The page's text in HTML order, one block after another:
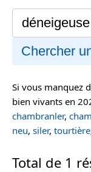
Chercher
Si vous manquez
bien vivants en
chambranler,
neu, siler, tourtière
Total de 1